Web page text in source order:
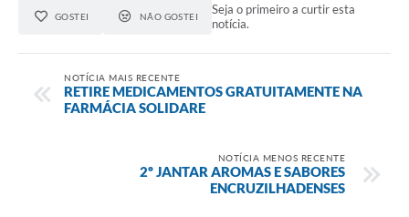
GOSTEI NÃO GOSTEI
Seja o primeiro a curtir esta
notícia.
NOTÍCIA MAIS RECENTE
RETIRE MEDICAMENTOS GRATUITAMENTE NA
FARMÁCIA SOLIDARE
NOTÍCIA MENOS RECENTE
2º JANTAR AROMAS E SABORES
ENCRUZILHADENSES